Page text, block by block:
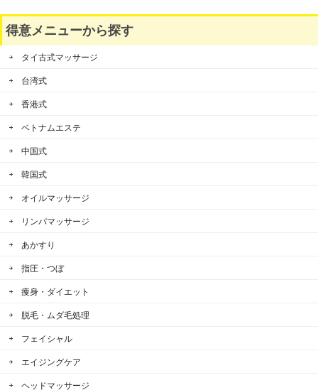
得意メニューから探す
タイ古式マッサージ
台湾式
香港式
ベトナムエステ
中国式
韓国式
オイルマッサージ
リンパマッサージ
あかすり
指圧・つぼ
痩身・ダイエット
脱毛・ムダ毛処理
フェイシャル
エイジングケア
ヘッドマッサージ